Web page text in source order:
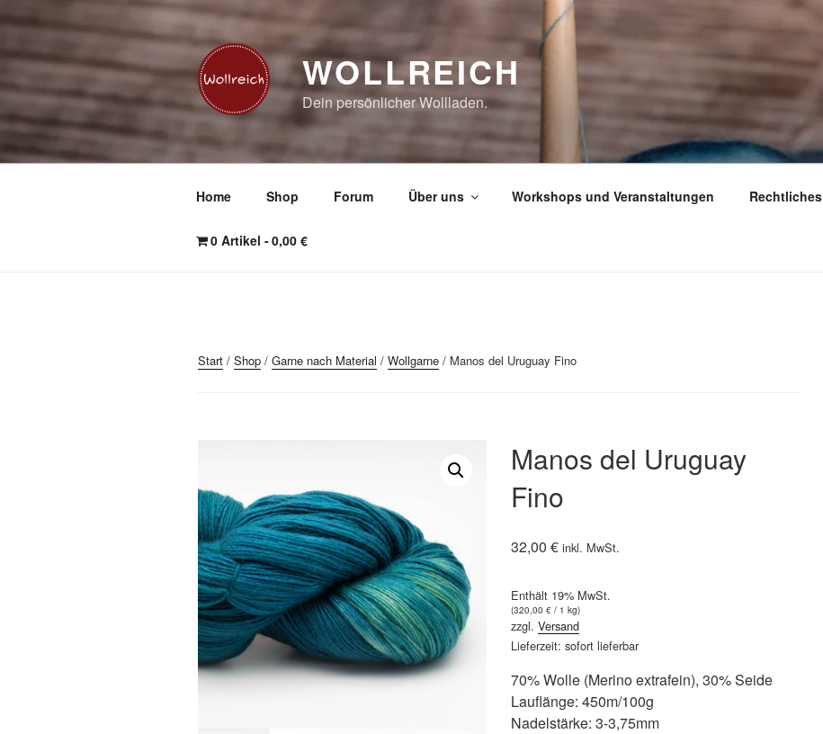
Inhalt
springen
WOLLREICH
Dein persönlicher Wollladen.
Home Shop Forum Über uns Workshops und Veranstaltungen Rechtliches
0 Artikel 0,00 €
Start / Shop / Garne nach Material / Wollgarne / Manos del Uruguay Fino
Manos del Uruguay
Fino
32,00 € inkl. MwSt.
Enthält 19% MwSt.
(320,00 €/ 1 kg)
zzgl. Versand
Lieferzeit: sofort lieferbar
70% Wolle (Merino extrafein), 30% Seide
Lauflänge: 450m/100g
Nadelstärke: 3-3,75mm